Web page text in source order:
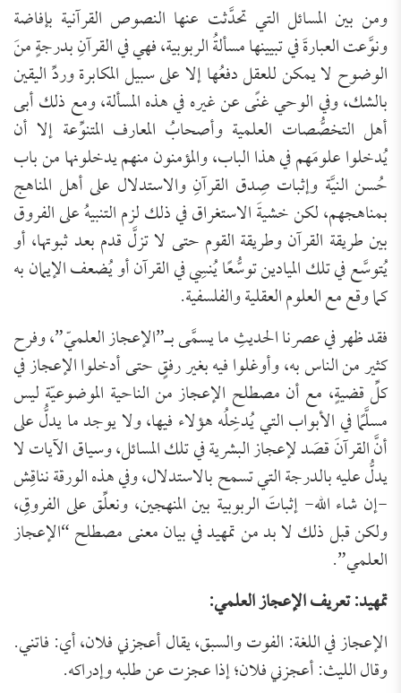
ومن بين المسائل التي تحدَّثت عنها النصوص القرآنية بإفاضة
ونوَّعت العبارةَ في تبيينها مسألةُ الربوبية، فهي في القرآنِ بدرجةٍ منَ
الوضوح لا يمكن للعقل دفعُها إلا على سبيل المكابرة وردِّ اليقين
بالشك، وفي الوحي غنًى عن غيره في هذه المسألة، ومع ذلك أبى
أهل التخصُّصات العلمية وأصحابُ المعارف المتنوِّعة إلا أن
يُدخلوا علومَهم في هذا الباب، والمؤمنون منهم يدخلونها من باب
حُسن النيَّة وإثبات صِدق القرآنِ والاستدلال على أهل المناهج
بمناهجهم، لكن خشيةَ الاستغراق في ذلك لزم التنبيهُ على الفروق
بين طريقة القرآن وطريقة القوم حتى لا تزلَّ قدم بعد ثبوتها، أو
يُتوسَّع في تلك الميادين توسُّعًا يُنسِي في القرآن أو يُضعف الإيمان به
كما وقع مع العلوم العقلية والفلسفية.
فقد ظهر في عصرنا الحديثِ ما يسمَّى بـ”الإعجاز العلميّ”، وفرح
كثير من الناس به، وأوغلوا فيه بغير رفقٍ حتى أدخلوا الإعجاز في
كلِّ قضيةٍ، مع أن مصطلح الإعجاز من الناحية الموضوعيّة ليس
مسلَّمًا في الأبواب التي يُدخِلُه هؤلاء فيها، ولا يوجد ما يدلُّ على
أنَّ القرآنَ قصَد لإعجاز البشرية في تلك المسائل، وسياق الآيات لا
يدلُّ عليه بالدرجة التي تسمح بالاستدلال، وفي هذه الورقة نناقِش
-إن شاء الله- إثباتَ الربوبية بين المنهجين، ونعلِّق على الفروقِ،
ولكن قبل ذلك لا بد من تمهيد في بيان معنى مصطلح “الإعجاز
العلمي”.
تمهيد: تعريف الإعجاز العلمي:
الإعجاز في اللغة: الفوت والسبق، يقال أعجزني فلان، أي: فاتني.
وقال الليث: أعجزني فلان؛ إذا عجزت عن طلبه وإدراكه.